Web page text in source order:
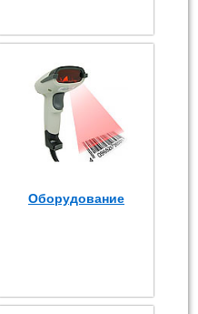
Оборудование